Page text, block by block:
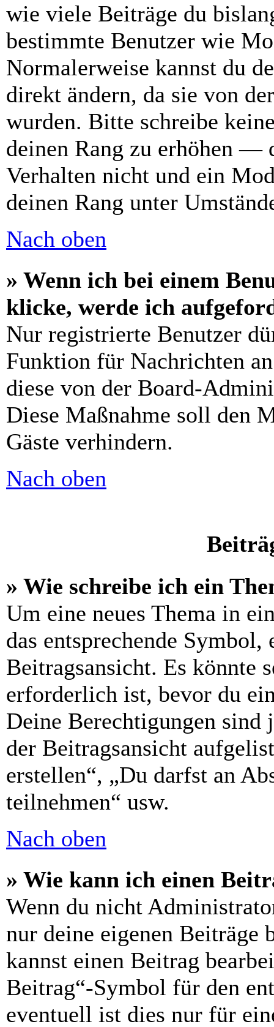
wie viele Beiträge du
bestimmte Benutzer wie
Normalerweise kannst du
direkt ändern, da sie von
wurden. Bitte schreibe
deinen Rang zu erhöhen —
Verhalten nicht und ein
deinen Rang unter
Nach oben
» Wenn ich bei einem
klicke, werde ich
Nur registrierte Benutzer
Funktion für Nachrichten
diese von der Board-
Diese Maßnahme soll den
Gäste verhindern.
Nach oben
» Wie schreibe ich ein
Um eine neues Thema in
das entsprechende
Beitragsansicht. Es könnte
erforderlich ist, bevor du
Deine Berechtigungen sind
der Beitragsansicht
erstellen“, „Du darfst an
teilnehmen“ usw.
Nach oben
» Wie kann ich einen
Wenn du nicht
nur deine eigenen Beiträge
kannst einen Beitrag
Beitrag“-Symbol für den
eventuell ist dies nur für